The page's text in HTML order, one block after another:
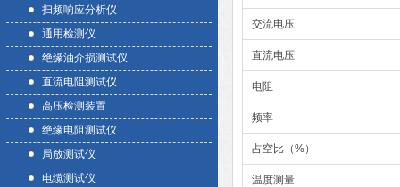
扫频响应分析仪
通用检测仪
绝缘油介损测试仪
直流电阻测试仪
高压检测装置
绝缘电阻测试仪
局放测试仪
电缆测试仪
交流电压
直流电压
电阻
频率
占空比（%）
温度测量